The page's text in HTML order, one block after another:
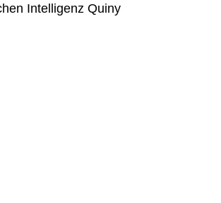
Intelligenz Quiny